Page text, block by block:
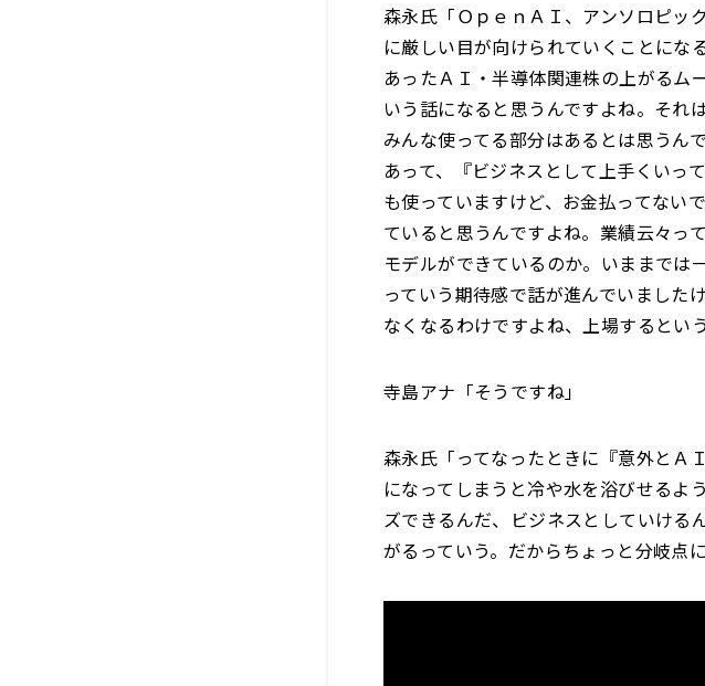
森永氏「ＯｐｅｎＡＩ、アンソロピッ
に厳しい目が向けられていくことにな
あったＡＩ・半導体関連株の上がるム
いう話になると思うんですよね。それ
みんな使ってる部分はあるとは思うん
あって、『ビジネスとして上手くいっ
も使っていますけど、お金払ってない
ていると思うんですよね。業績云々っ
モデルができているのか。いままでは
っていう期待感で話が進んでいました
なくなるわけですよね、上場するとい
寺島アナ「そうですね」
森永氏「ってなったときに『意外とＡ
になってしまうと冷や水を浴びせるよ
ズできるんだ、ビジネスとしていける
がるっていう。だからちょっと分岐点